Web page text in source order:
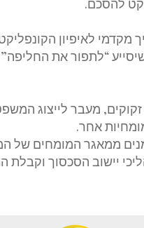
מקדמי לאיפיון
“לתפור את החליפה”
מעבר לייצוג
אחר.
ממאגר המומחים של
יישוב הסכסוך וקבלת